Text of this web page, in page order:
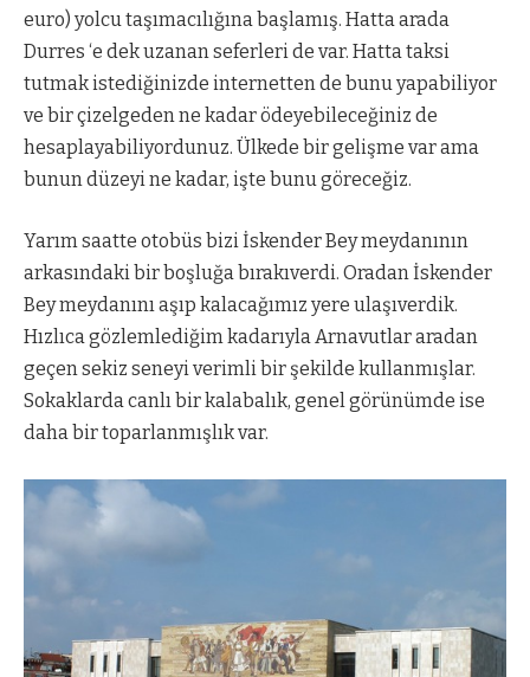
euro) yolcu taşımacılığına başlamış. Hatta arada
Durres ‘e dek uzanan seferleri de var. Hatta taksi
tutmak istediğinizde internetten de bunu yapabiliyor
ve bir çizelgeden ne kadar ödeyebileceğiniz de
hesaplayabiliyordunuz. Ülkede bir gelişme var ama
bunun düzeyi ne kadar, işte bunu göreceğiz.
Yarım saatte otobüs bizi İskender Bey meydanının
arkasındaki bir boşluğa bırakıverdi. Oradan İskender
Bey meydanını aşıp kalacağımız yere ulaşıverdik.
Hızlıca gözlemlediğim kadarıyla Arnavutlar aradan
geçen sekiz seneyi verimli bir şekilde kullanmışlar.
Sokaklarda canlı bir kalabalık, genel görünümde ise
daha bir toparlanmışlık var.